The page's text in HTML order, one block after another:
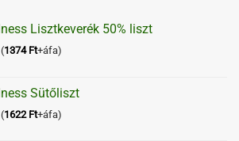
Lisztkeverék 50% liszt
(1374 Ft+áfa)
Sütőliszt
(1622 Ft+áfa)